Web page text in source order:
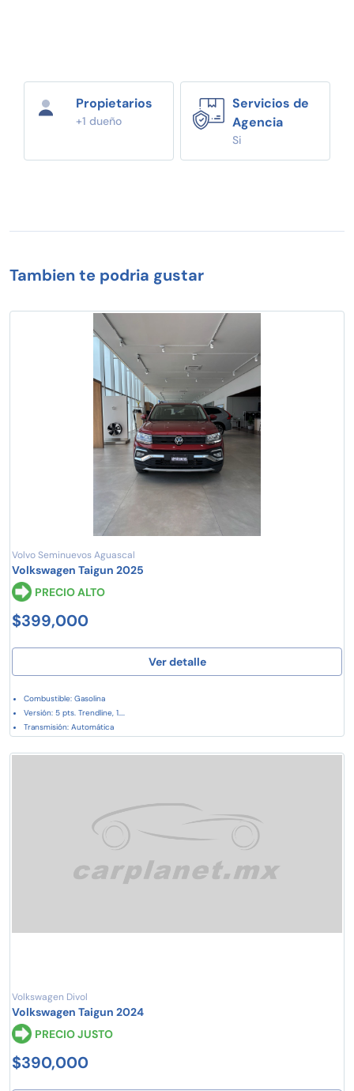
Propietarios
+1 dueño
Servicios de
Agencia
Si
Tambien te podria gustar
Volvo Seminuevos Aguascal
Volkswagen Taigun 2025
PRECIO ALTO
$399,000
Ver detalle
Combustible: Gasolina
Versión: 5 pts. Trendline, 1....
Transmisión: Automática
Volkswagen Divol
Volkswagen Taigun 2024
PRECIO JUSTO
$390,000